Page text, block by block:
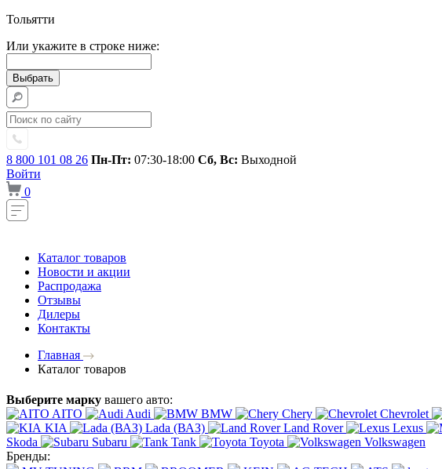
Тольятти
Или укажите в строке ниже:
8 800 101 08 26 Пн-Пт: 07:30-18:00 Сб, Вс: Выходной
Войти
0
Каталог товаров
Новости и акции
Распродажа
Отзывы
Дилеры
Контакты
Главная
Каталог товаров
Выберите марку вашего авто:
AITO
Audi BMW Chery Chevrolet
KIA
Lada (ВАЗ) Land Rover Lexus
Skoda
Subaru Tank Toyota
Volkswagen
Бренды: